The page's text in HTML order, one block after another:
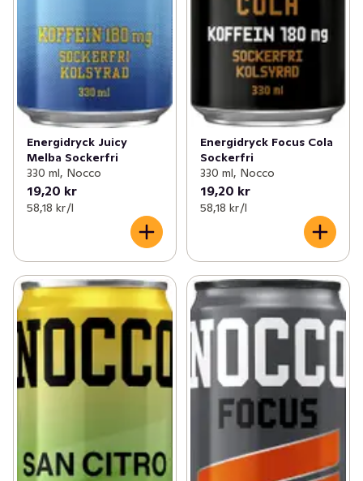
Energidryck Juicy
Melba Sockerfri
330 ml, Nocco
19,20 kr
58,18 kr /l
Energidryck Focus Cola
Sockerfri
330 ml, Nocco
19,20 kr
58,18 kr /l